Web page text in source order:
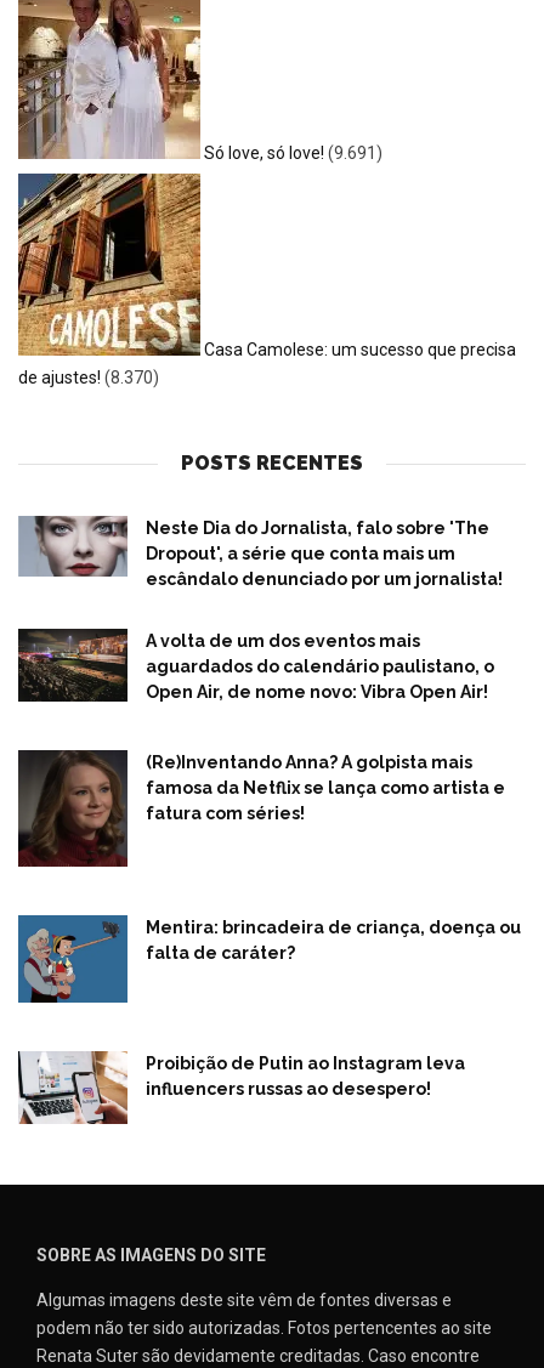
Só love, só love! (9.691)
Casa Camolese: um sucesso que precisa
de ajustes! (8.370)
POSTS RECENTES
Neste Dia do Jornalista, falo sobre 'The
Dropout', a série que conta mais um
escândalo denunciado por um jornalista!
A volta de um dos eventos mais
aguardados do calendário paulistano, o
Open Air, de nome novo: Vibra Open Air!
(Re)Inventando Anna? A golpista mais
famosa da Netflix se lança como artista e
fatura com séries!
Mentira: brincadeira de criança, doença ou
falta de caráter?
Proibição de Putin ao Instagram leva
influencers russas ao desespero!
SOBRE AS IMAGENS DO SITE
Algumas imagens deste site vêm de fontes diversas e
podem não ter sido autorizadas. Fotos pertencentes ao site
Renata Suter são devidamente creditadas. Caso encontre